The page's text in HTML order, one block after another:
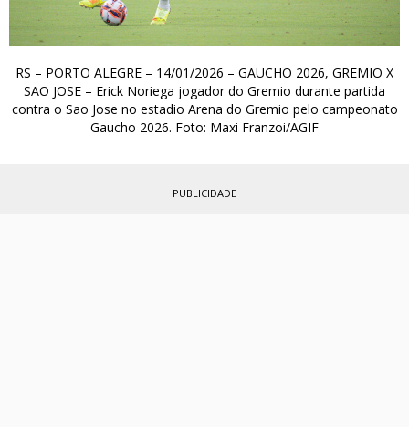
RS – PORTO ALEGRE – 14/01/2026 – GAUCHO 2026, GREMIO X
SAO JOSE – Erick Noriega jogador do Gremio durante partida
contra o Sao Jose no estadio Arena do Gremio pelo campeonato
Gaucho 2026. Foto: Maxi Franzoi/AGIF
PUBLICIDADE